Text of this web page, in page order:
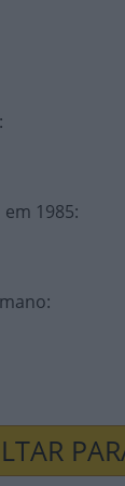
:
1985:
: